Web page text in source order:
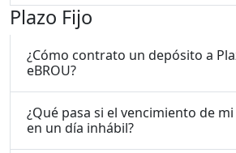
Plazo Fijo
¿Cómo contrato un depósito a
eBROU?
¿Qué pasa si el vencimiento de
en un día inhábil?